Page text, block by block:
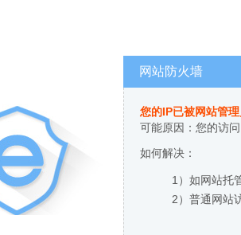
网站防火墙
您的IP已被网站管
可能原因：您的访
如何解决：
1）如网站托
2）普通网站